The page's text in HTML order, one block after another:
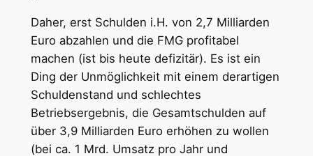
Daher, erst Schulden i.H. von 2,7 Milliarden
Euro abzahlen und die FMG profitabel
machen (ist bis heute defizitär). Es ist ein
Ding der Unmöglichkeit mit einem derartigen
Schuldenstand und schlechtes
Betriebsergebnis, die Gesamtschulden auf
über 3,9 Milliarden Euro erhöhen zu wollen
(bei ca. 1 Mrd. Umsatz pro Jahr und